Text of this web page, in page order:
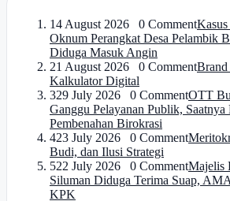
14 August 2026 0 Comment
Oknum Perangkat Desa Pelambik
Diduga Masuk Angin
21 August 2026 0 CommentBrand
Kalkulator Digital
329 July 2026 0 CommentOTT
Ganggu Pelayanan Publik,
Pembenahan Birokrasi
423 July 2026 0 Comment
Budi, dan Ilusi Strategi
522 July 2026 0 CommentMajelis
Siluman Diduga Terima Suap,
KPK